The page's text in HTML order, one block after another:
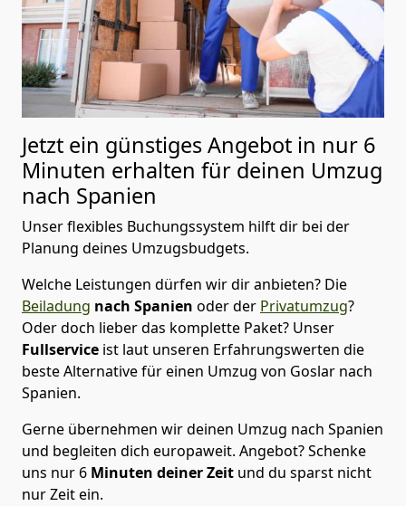
Jetzt ein günstiges Angebot in nur 6
Minuten erhalten für deinen Umzug
nach Spanien
Unser flexibles Buchungssystem hilft dir bei der
Planung deines Umzugsbudgets.
Welche Leistungen dürfen wir dir anbieten? Die
Beiladung nach Spanien oder der Privatumzug?
Oder doch lieber das komplette Paket? Unser
Fullservice ist laut unseren Erfahrungswerten die
beste Alternative für einen Umzug von Goslar nach
Spanien.
Gerne übernehmen wir deinen Umzug nach Spanien
und begleiten dich europaweit. Angebot? Schenke
uns nur 6 Minuten deiner Zeit und du sparst nicht
nur Zeit ein.